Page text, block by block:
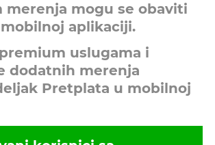
merenja mogu se obaviti
aplikaciji.
uslugama i
dodatnih merenja
Pretplata u mobilnoj